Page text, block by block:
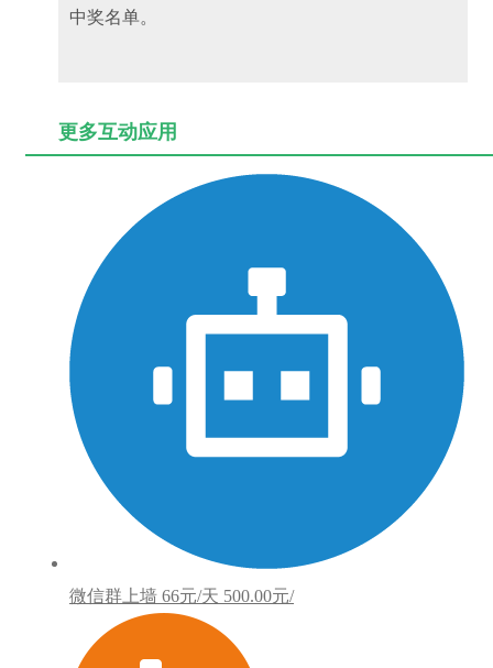
中奖名单。
更多互动应用
微信群上墙 66元/天 500.00元/